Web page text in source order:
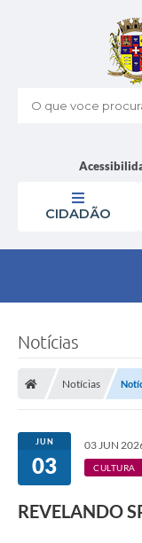
O que voce
CIDADÃO
Notícias
Notícias
JUN
03
03 JUN
CULTURA
REVELANDO